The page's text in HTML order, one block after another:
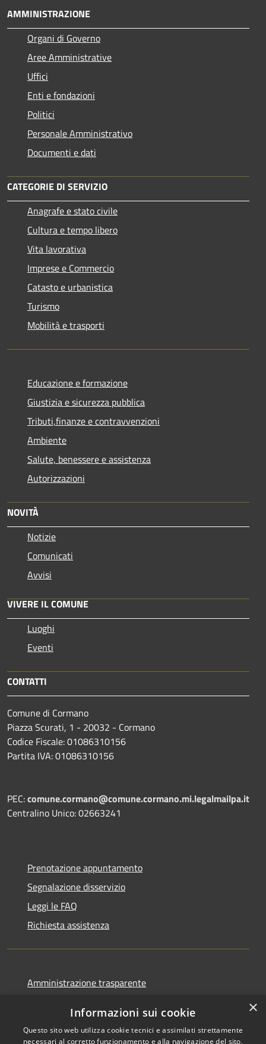
AMMINISTRAZIONE
Organi di Governo
Aree Amministrative
Uffici
Enti e fondazioni
Politici
Personale Amministrativo
Documenti e dati
CATEGORIE DI SERVIZIO
Anagrafe e stato civile
Cultura e tempo libero
Vita lavorativa
Imprese e Commercio
Catasto e urbanistica
Turismo
Mobilità e trasporti
Educazione e formazione
Giustizia e sicurezza pubblica
Tributi,finanze e contravvenzioni
Ambiente
Salute, benessere e assistenza
Autorizzazioni
NOVITÀ
Notizie
Comunicati
Avvisi
VIVERE IL COMUNE
Luoghi
Eventi
CONTATTI
Comune di Cormano
Piazza Scurati, 1 - 20032 - Cormano
Codice Fiscale: 01086310156
Partita IVA: 01086310156
PEC:comune.cormano@comune.cormano.mi.legalmailpa.it
Centralino Unico: 02663241
Prenotazione appuntamento
Segnalazione disservizio
Leggi le FAQ
Richiesta assistenza
Amministrazione trasparente
Dichiarazione di accessibilità
×
Informazioni sui cookie
Questo sito web utilizza cookie tecnici e assimilati strettamente
necessari al corretto funzionamento e alla navigazione del sito,